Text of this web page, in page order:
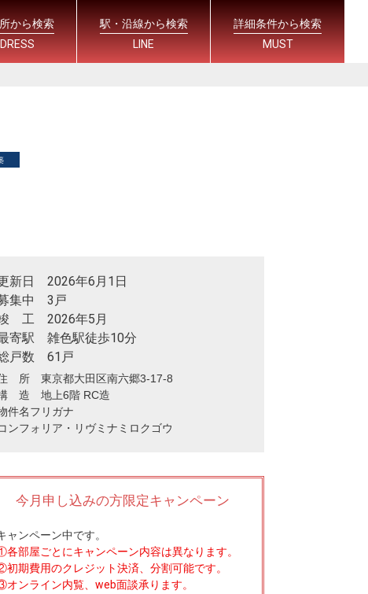
から検索
駅・沿線から検索
LINE
詳細条件から検索
MUST
新日 2026年6月1日
集中 3戸
工 2026年5月
寄駅 雑色駅徒歩10分
戸数 61戸
所 東京都大田区南六郷3-17-8
造 地上6階 RC造
件名フリガナ
ンフォリア・リヴミナミロクゴウ
今月申し込みの方限定キャンペーン
ャンペーン中です。
各部屋ごとにキャンペーン内容は異なります。
初期費用のクレジット決済、分割可能です。
オンライン内覧、web面談承ります。